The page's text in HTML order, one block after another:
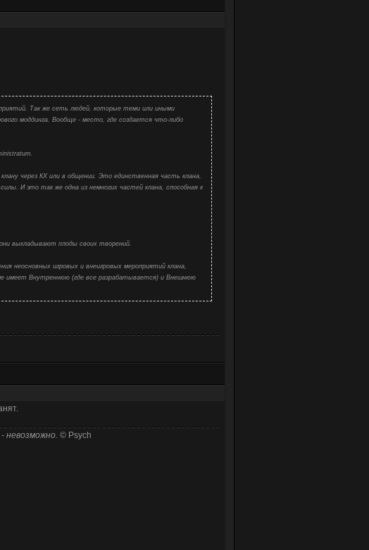
Так же сеть людей, которые теми или иными
моддинга. Вообще - место, где создается что-либо
через КХ или в общении. Это единственная часть клана,
И это так же одна из немногих частей клана, способная к
выкладывают плоды своих творений.
неосновных игровых и внеигровых мероприятий клана,
имеет Внутреннюю (где все разрабатывается) и Внешнюю
невозможно. © Psych